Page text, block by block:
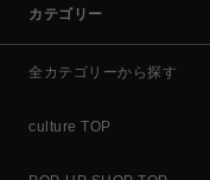
カテゴリー
全カテゴリーから探す
culture TOP